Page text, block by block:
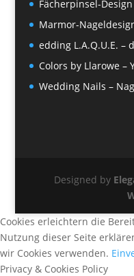
Fächerpinsel-
Marmor-
edding L.A.Q.U.E. –
Colors by Llarowe –
Wedding Nails –
Designed by
Cookies erleichtern die
Nutzung dieser Seite
wir Cookies verwenden.
Privacy & Cookies Policy